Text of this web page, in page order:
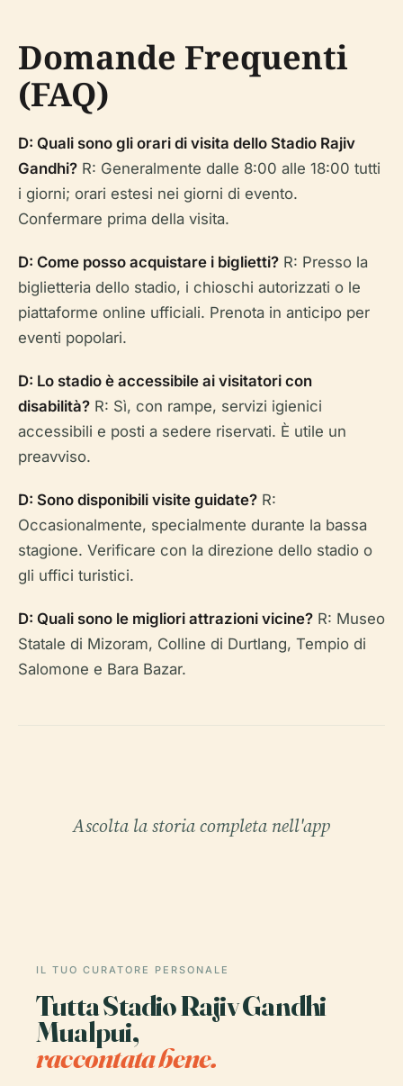
Domande Frequenti
(FAQ)
D: Quali sono gli orari di visita dello Stadio Rajiv
Gandhi? R: Generalmente dalle 8:00 alle 18:00 tutti
i giorni; orari estesi nei giorni di evento.
Confermare prima della visita.
D: Come posso acquistare i biglietti? R: Presso la
biglietteria dello stadio, i chioschi autorizzati o le
piattaforme online ufficiali. Prenota in anticipo per
eventi popolari.
D: Lo stadio è accessibile ai visitatori con
disabilità? R: Sì, con rampe, servizi igienici
accessibili e posti a sedere riservati. È utile un
preavviso.
D: Sono disponibili visite guidate? R:
Occasionalmente, specialmente durante la bassa
stagione. Verificare con la direzione dello stadio o
gli uffici turistici.
D: Quali sono le migliori attrazioni vicine? R: Museo
Statale di Mizoram, Colline di Durtlang, Tempio di
Salomone e Bara Bazar.
Ascolta la storia completa nell'app
IL TUO CURATORE PERSONALE
Tutta Stadio Rajiv Gandhi
Mualpui,
raccontata bene.